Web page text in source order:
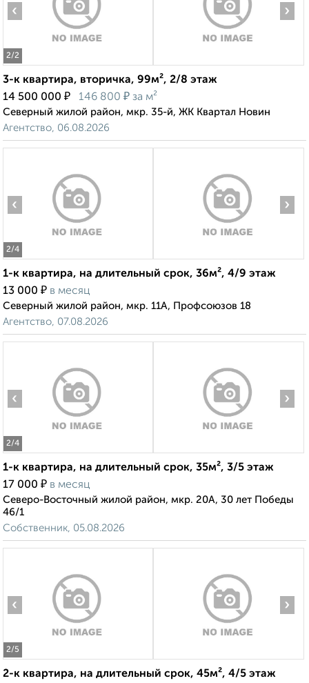
2/2
‹ ›
3-к квартира, вторичка, 99м², 2/8 этаж
14 500 000 ₽ 146 800 ₽ за м²
Северный жилой район, мкр. 35-й, ЖК Квартал Новин
Агентство, 06.08.2026
2/4
‹ ›
1-к квартира, на длительный срок, 36м², 4/9 этаж
13 000 ₽ в месяц
Северный жилой район, мкр. 11А, Профсоюзов 18
Агентство, 07.08.2026
2/4
‹ ›
1-к квартира, на длительный срок, 35м², 3/5 этаж
17 000 ₽ в месяц
Северо-Восточный жилой район, мкр. 20А, 30 лет Победы
46/1
Собственник, 05.08.2026
2/5
‹ ›
2-к квартира, на длительный срок, 45м², 4/5 этаж